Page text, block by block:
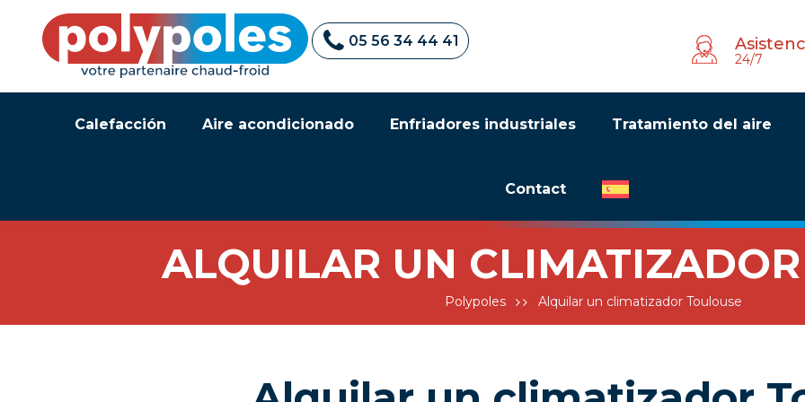
05 56 34 44 41
24/7
Calefacción Aire acondicionado Enfriadores industriales Tratamiento del aire
Contact
ALQUILAR UN
Polypoles Alquilar un climatizador Toulouse